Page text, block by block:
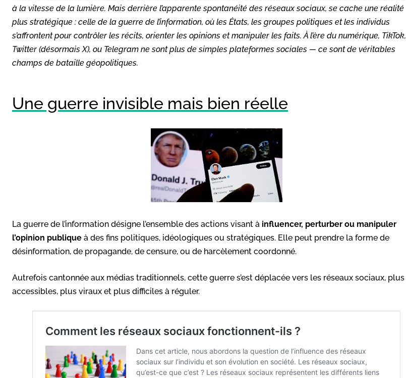
à la vitesse de la lumière. Mais derrière l’apparente spontanéité des réseaux sociaux, se cache une réalité
plus stratégique : celle de la guerre de l’information, où les États, les groupes politiques et les individus
s’affrontent pour contrôler les récits, orienter les opinions et manipuler les faits. À l’ère du numérique, TikTok,
Twitter (désormais X), ou Telegram ne sont plus de simples plateformes sociales — ce sont de véritables
champs de bataille géopolitiques.
Une guerre invisible mais bien réelle
La guerre de l’information désigne l’ensemble des actions visant à influencer, perturber ou manipuler
l’opinion publique à des fins politiques, idéologiques ou stratégiques. Elle peut prendre la forme de
désinformation, de propagande, de censure, ou de harcèlement coordonné.
Autrefois cantonnée aux médias traditionnels, cette guerre s’est déplacée vers les réseaux sociaux, plus
accessibles, plus viraux et plus difficiles à réguler.